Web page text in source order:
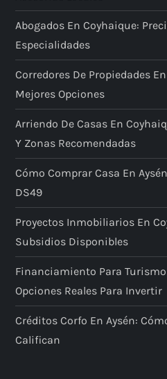
Abogados En Coyhaique:
Especialidades
Corredores De Propiedades
Mejores Opciones
Arriendo De Casas En
Y Zonas Recomendadas
Cómo Comprar Casa En
DS49
Proyectos Inmobiliarios En
Subsidios Disponibles
Financiamiento Para
Opciones Reales Para Invertir
Créditos Corfo En Aysén:
Califican